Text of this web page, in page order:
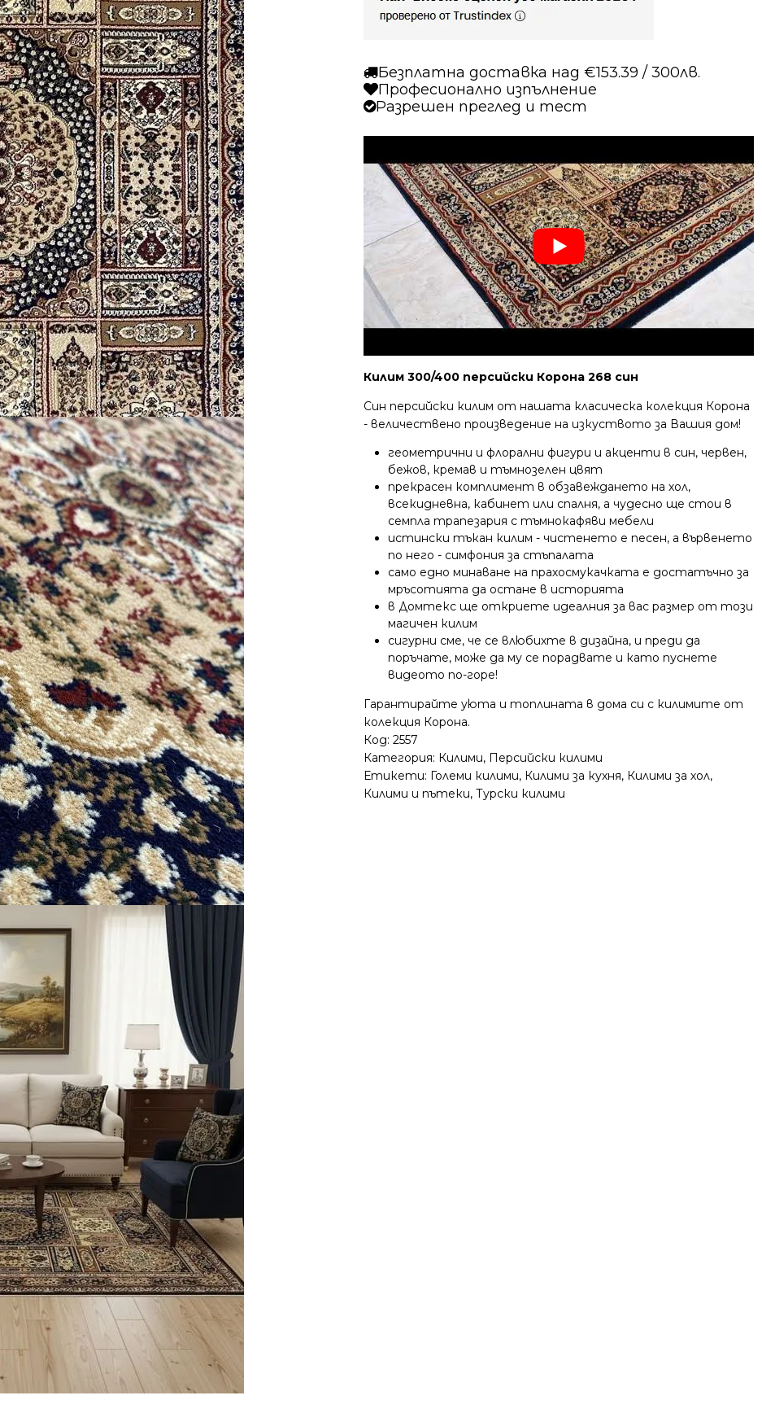
Безплатна доставка над €153.39 / 300лв.
Професионално изпълнение
Разрешен преглед и тест
Килим 300/400 персийски Корона 268 син
Син персийски килим от нашата класическа колекция Корона
- величествено произведение на изкуството за Вашия дом!
геометрични и флорални фигури и акценти в син, червен,
бежов, кремав и тъмнозелен цвят
прекрасен комплимент в обзавеждането на хол,
всекидневна, кабинет или спалня, а чудесно ще стои в
семпла трапезария с тъмнокафяви мебели
истински тъкан килим - чистенето е песен, а вървенето
по него - симфония за стъпалата
само едно минаване на прахосмукачката е достатъчно за
мръсотията да остане в историята
в Домтекс ще откриете идеалния за вас размер от този
магичен килим
сигурни сме, че се влюбихте в дизайна, и преди да
поръчате, може да му се порадвате и като пуснете
видеото по-горе!
Гарантирайте уюта и топлината в дома си с килимите от
колекция Корона.
Код:2557
Категория: Килими, Персийски килими
Етикети: Големи килими, Килими за кухня, Килими за хол,
Килими и пътеки,Турски килими